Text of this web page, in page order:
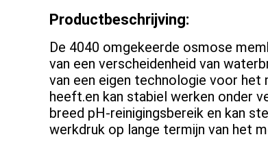
Productbeschrijving:
De 4040 omgekeerde osmose
van een verscheidenheid van
van een eigen technologie voor het
heeft.en kan stabiel werken onder
breed pH-reinigingsbereik en kan
werkdruk op lange termijn van het